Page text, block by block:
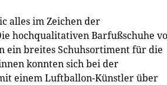
alles im Zeichen der
hochqualitativen Barfußschuhe
ein breites Schuhsortiment für die
konnten sich bei der
einem Luftballon-Künstler über